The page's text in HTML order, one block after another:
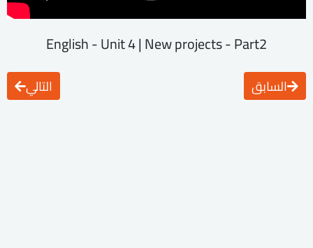
English - Unit 4 | New projects - Part2
السابق التالي